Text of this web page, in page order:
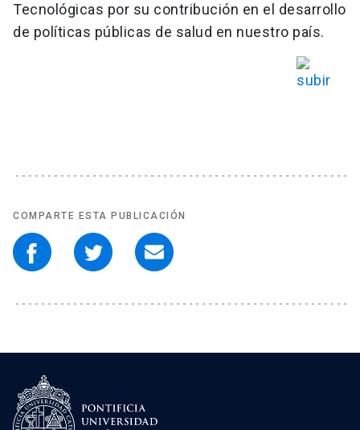
Tecnológicas por su contribución en el desarrollo
de políticas públicas de salud en nuestro país.
COMPARTE ESTA PUBLICACIÓN